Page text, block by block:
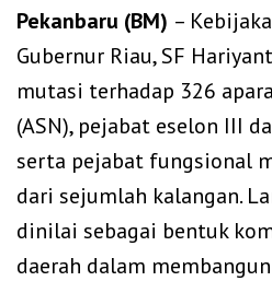
Pekanbaru (BM) –
Gubernur Riau, SF
mutasi terhadap 326
(ASN), pejabat eselon III
serta pejabat fungsional
dari sejumlah kalangan.
dinilai sebagai bentuk
daerah dalam